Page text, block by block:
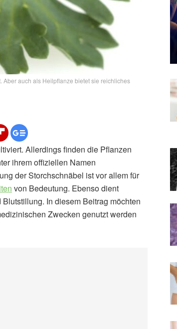
auch als Heilpflanze bietet sie reichliches
Allerdings finden die Pflanzen
ihrem offiziellen Namen
der Storchschnäbel ist vor allem für
von Bedeutung. Ebenso dient
In diesem Beitrag möchten
Zwecken genutzt werden